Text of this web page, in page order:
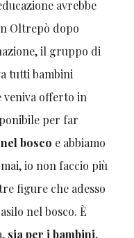
avrebbe
Oltrepò dopo
il gruppo di
tutti bambini
veniva offerto in
per far
bosco e abbiamo
io non faccio più
figure che adesso
nel bosco. È
sia per i bambini,